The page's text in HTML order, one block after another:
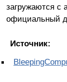
загружаются с
официальный
Источник: